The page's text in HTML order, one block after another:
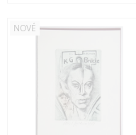
NOVÉ